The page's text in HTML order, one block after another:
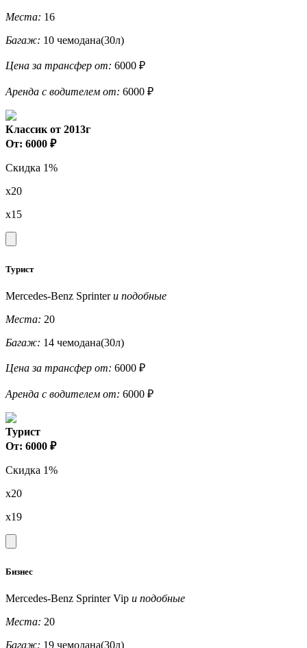
Места: 16
Багаж: 10 чемодана(30л)
Цена за трансфер от: 6000 ₽
Аренда с водителем от: 6000 ₽
Классик от 2013г
От: 6000 ₽
Скидка 1%
x20
x15
Турист
Mercedes-Benz Sprinterи подобные
Места: 20
Багаж: 14 чемодана(30л)
Цена за трансфер от: 6000 ₽
Аренда с водителем от: 6000 ₽
Турист
От: 6000 ₽
Скидка 1%
x20
x19
Бизнес
Mercedes-Benz Sprinter Vip и подобные
Места: 20
Багаж: 19 чемодана(30л)